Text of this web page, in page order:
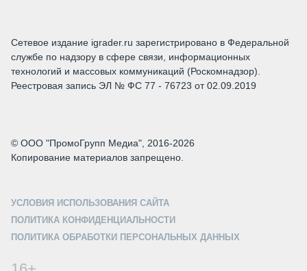
Сетевое издание igrader.ru зарегистрировано в Федеральной
службе по надзору в сфере связи, информационных
технологий и массовых коммуникаций (Роскомнадзор).
Реестровая запись ЭЛ № ФС 77 - 76723 от 02.09.2019
© ООО "ПромоГрупп Медиа", 2016-2026
Копирование материалов запрещено.
УСЛОВИЯ ИСПОЛЬЗОВАНИЯ САЙТА
ПОЛИТИКА КОНФИДЕНЦИАЛЬНОСТИ
ПОЛИТИКА ОБРАБОТКИ ПЕРСОНАЛЬНЫХ ДАННЫХ